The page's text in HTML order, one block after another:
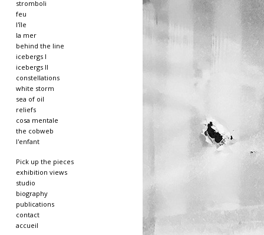
stromboli
feu
l'île
la mer
behind the line
icebergs I
icebergs II
constellations
white storm
sea of oil
reliefs
cosa mentale
the cobweb
l'enfant
Pick up the pieces
exhibition views
studio
biography
publications
contact
accueil